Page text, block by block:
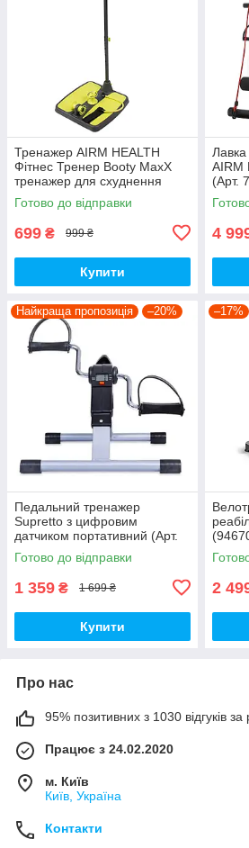
Тренажер AIRM HEALTH
Фітнес Тренер Booty MaxX
тренажер для схуднення
(5549)
Готово до відправки
699 ₴ 999 ₴
Купити
AIRM
(Арт.
4
Найкраща пропозиція –20%
Педальний тренажер
Supretto з цифровим
датчиком портативний (Арт.
7158-0001)
Готово до відправки
1 359 ₴ 1 699 ₴
Купити
–17%
2
Про нас
95% позитивних з 1030 відгуків за
Працює з 24.02.2020
м. Київ
Київ, Україна
Контакти